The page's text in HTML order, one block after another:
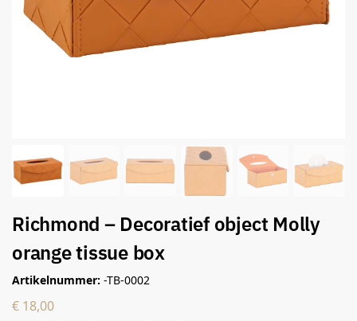
Richmond – Decoratief object Molly
orange tissue box
Artikelnummer: -TB-0002
€ 18,00